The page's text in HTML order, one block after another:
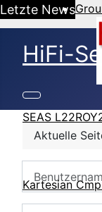
Letzte News
SEAS
Kartesian
HiFi-
Aktuelle